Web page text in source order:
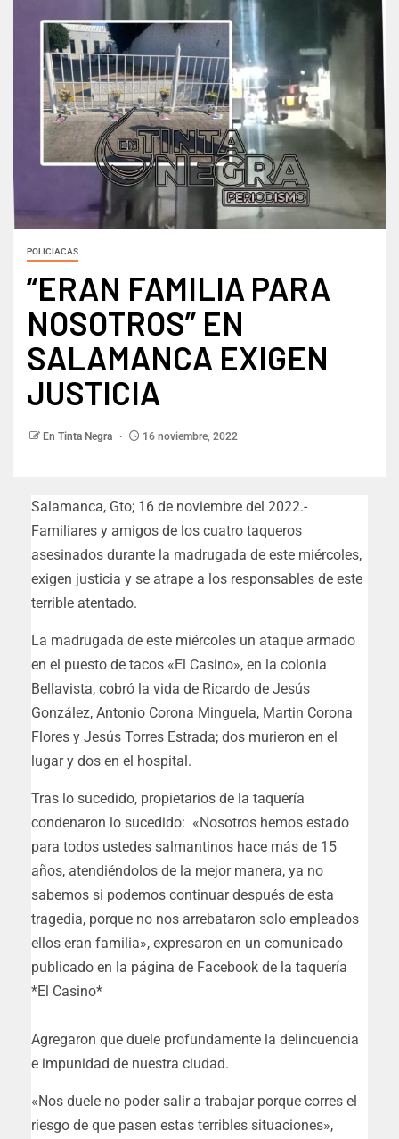
POLICIACAS
“ERAN FAMILIA PARA
NOSOTROS” EN
SALAMANCA EXIGEN
JUSTICIA
En Tinta Negra 16 noviembre, 2022
Salamanca, Gto; 16 de noviembre del 2022.-
Familiares y amigos de los cuatro taqueros
asesinados durante la madrugada de este miércoles,
exigen justicia y se atrape a los responsables de este
terrible atentado.
La madrugada de este miércoles un ataque armado
en el puesto de tacos «El Casino», en la colonia
Bellavista, cobró la vida de Ricardo de Jesús
González, Antonio Corona Minguela, Martin Corona
Flores y Jesús Torres Estrada; dos murieron en el
lugar y dos en el hospital.
Tras lo sucedido, propietarios de la taquería
condenaron lo sucedido: «Nosotros hemos estado
para todos ustedes salmantinos hace más de 15
años, atendiéndolos de la mejor manera, ya no
sabemos si podemos continuar después de esta
tragedia, porque no nos arrebataron solo empleados
ellos eran familia», expresaron en un comunicado
publicado en la página de Facebook de la taquería
*El Casino*
Agregaron que duele profundamente la delincuencia
e impunidad de nuestra ciudad.
«Nos duele no poder salir a trabajar porque corres el
riesgo de que pasen estas terribles situaciones»,